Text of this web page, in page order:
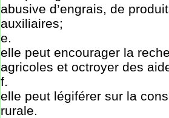
abusive d’engrais, de
auxiliaires;
e.
elle peut encourager la
agricoles et octroyer des
f.
elle peut légiférer sur la
rurale.